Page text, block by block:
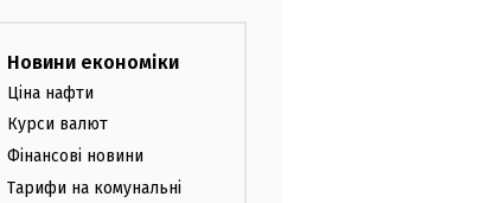
Новини економіки
Ціна нафти
Курси валют
Фінансові новини
Тарифи на комунальні